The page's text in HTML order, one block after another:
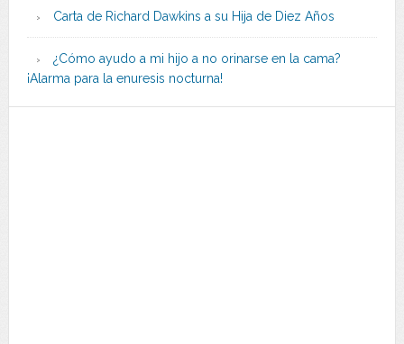
Carta de Richard Dawkins a su Hija de Diez Años
¿Cómo ayudo a mi hijo a no orinarse en la cama?
¡Alarma para la enuresis nocturna!